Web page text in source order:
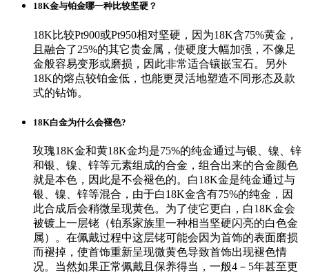
18K金与铂金哪一种比较坚硬？
18K比较Pt900或Pt950相对坚硬，因为18K含75%黄金，
且融合了25%的其它贵金属，使硬度大幅加强，不像足
金般容易变形或磨损，因此非常适合镶嵌宝石。另外
18K的熔点较铂金低，也能更灵活地塑造不同形态及款
式的钻饰。
18K白金为什么会褪色?
玫瑰18K金和黄18K金均是75%的纯金通过与银、镍、锌
和银、镍、锌等元素组成的合金，组合出来的合金颜色
就是本色，因此是不会褪色的。白18K金是纯金通过与
银、镍、锌等混合，由于白18K金含有75%的纯金，因
此合成后会稍微呈现黄色。为了使它更白，白18K金会
被镀上一层铑（铂系家族里一种相当坚硬闪亮的白色金
属）。在佩戴过程中这层铑可能会因为首饰的表面磨损
而褪掉，使首饰重新呈现微黄色导致首饰出现褪色情
况。当然如果正常佩戴且保养得当，一般4－5年甚至更